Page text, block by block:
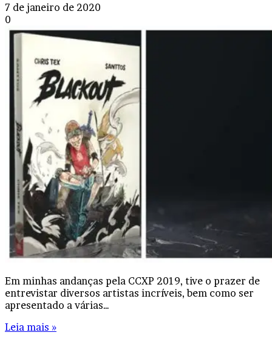
7 de janeiro de 2020
0
Em minhas andanças pela CCXP 2019, tive o prazer de
entrevistar diversos artistas incríveis, bem como ser
apresentado a várias…
Leia mais »